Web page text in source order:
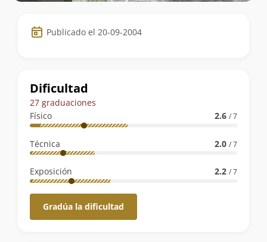
Datos
de
ruta
Publicado el 20-09-2004
Dificultad
27 graduaciones
Físico
2.6 / 7
Técnica 2.0 / 7
Exposición 2.2 / 7
Gradúa la dificultad